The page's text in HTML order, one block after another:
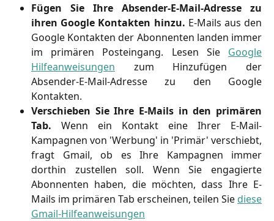
Fügen Sie Ihre Absender-E-Mail-Adresse zu
ihren Google Kontakten hinzu. E-Mails aus den
Google Kontakten der Abonnenten landen immer
im primären Posteingang. Lesen Sie Google
Hilfeanweisungen zum Hinzufügen der
Absender-E-Mail-Adresse zu den Google
Kontakten.
Verschieben Sie Ihre E-Mails in den primären
Tab. Wenn ein Kontakt eine Ihrer E-Mail-
Kampagnen von 'Werbung' in 'Primär' verschiebt,
fragt Gmail, ob es Ihre Kampagnen immer
dorthin zustellen soll. Wenn Sie engagierte
Abonnenten haben, die möchten, dass Ihre E-
Mails im primären Tab erscheinen, teilen Sie diese
Gmail-Hilfeanweisungen